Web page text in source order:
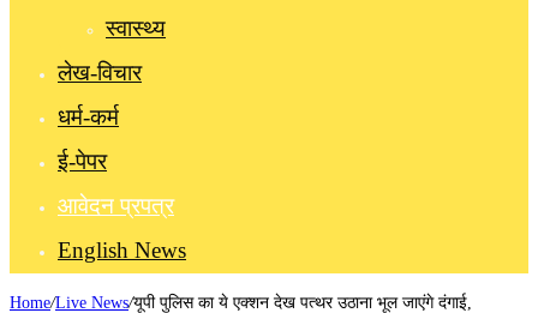
स्वास्थ्य
लेख-विचार
धर्म-कर्म
ई-पेपर
आवेदन प्रपत्र
English News
Home/Live News/यूपी पुलिस का ये एक्शन देख पत्थर उठाना भूल जाएंगे दंगाई,